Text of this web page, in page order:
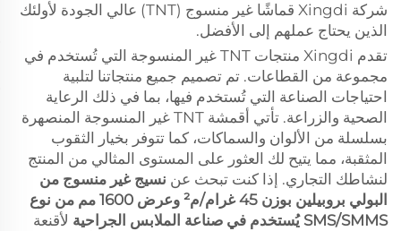
شركة Xingdi قماشًا غير منسوج (TNT) عالي الجودة لأولئك
الذين يحتاج عملهم إلى الأفضل.
تقدم Xingdi منتجات TNT غير المنسوجة التي تُستخدم في
مجموعة من القطاعات. تم تصميم جميع منتجاتنا لتلبية
احتياجات الصناعة التي تُستخدم فيها، بما في ذلك الرعاية
الصحية والزراعة. تأتي أقمشة TNT غير المنسوجة المنصهرة
بسلسلة من الألوان والسماكات، كما تتوفر بخيار الثقوب
المثقبة، مما يتيح لك العثور على المستوى المثالي من المنتج
لنشاطك التجاري. إذا كنت تبحث عن نسيج غير منسوج من
البولي بروبيلين بوزن 45 غرام/م² وعرض 1600 مم من نوع
SMS/SMMS يُستخدم في صناعة الملابس الجراحية
لأقنعة